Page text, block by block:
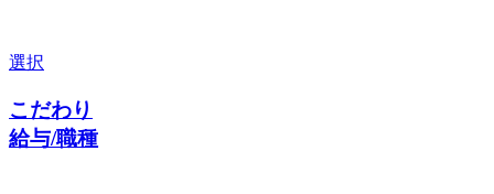
選択
こだわり
給与/職種